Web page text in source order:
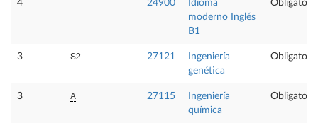
4 24900
Idioma
moderno Inglés
B1
Obligatoria
3 S2 27121
Ingeniería
genética
Obligatoria
3 A 27115
Ingeniería
química
Obligatoria